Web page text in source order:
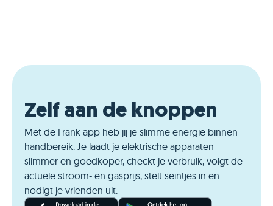
Zelf aan de knoppen
Met de Frank app heb jij je slimme energie binnen
handbereik. Je laadt je elektrische apparaten
slimmer en goedkoper, checkt je verbruik, volgt de
actuele stroom- en gasprijs, stelt seintjes in en
nodigt je vrienden uit.